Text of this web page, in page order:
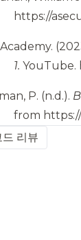
https://
1. YouTube.
P. (n.d.).
from
리뷰